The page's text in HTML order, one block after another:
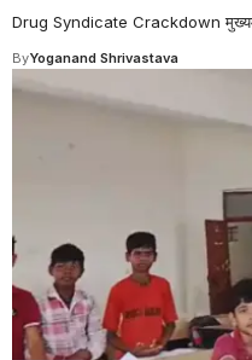
Drug Syndicate Crackdown
ByYoganand Shrivastava